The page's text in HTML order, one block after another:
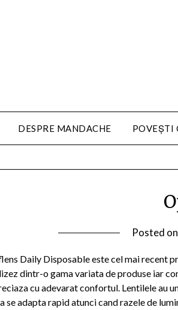
DESPRE MANDACHE POVEȘTI
Posted on
Daily Disposable este cel mai recent
dintr-o gama variata de produse iar
cu adevarat confortul. Lentilele au
se adapta rapid atunci cand razele de